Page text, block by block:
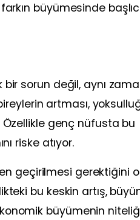
büyümesinde
bir sorun değil, aynı
artması,
Özellikle genç nüfusta bu
riske atıyor.
geçirilmesi gerektiğini
bu keskin artış,
büyümenin